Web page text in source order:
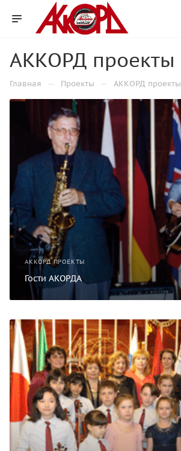
АККОРД проекты
Главная — Проекты — АККОРД проекты
АККОРД ПРОЕКТЫ
Гости АКОРДА